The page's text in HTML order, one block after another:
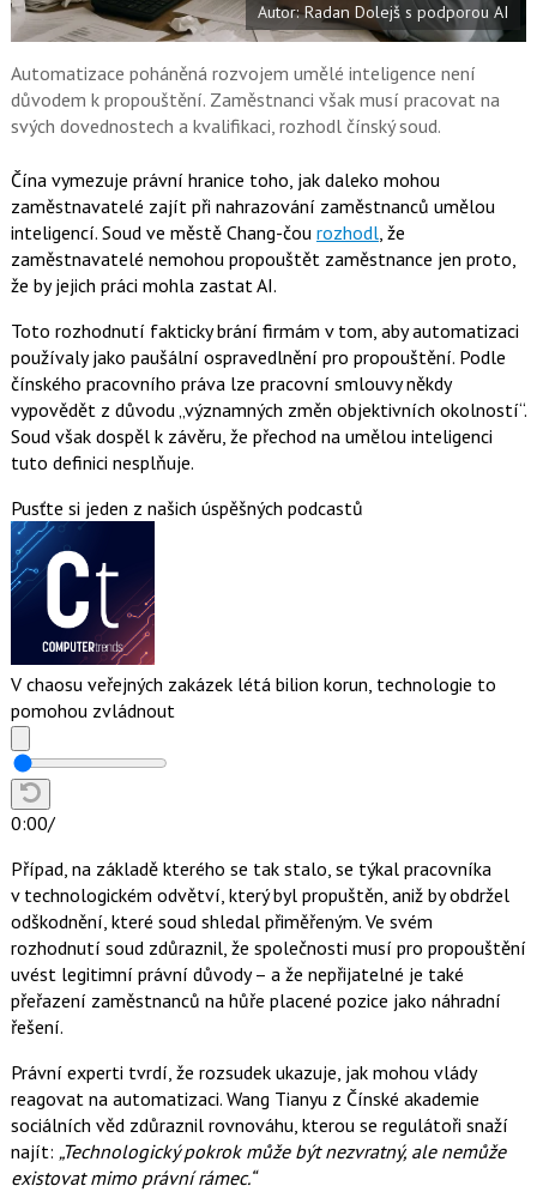
o
o
k
u
Autor: Radan Dolejš s podporou AI
Automatizace poháněná rozvojem umělé inteligence není
důvodem k propouštění. Zaměstnanci však musí pracovat na
svých dovednostech a kvalifikaci, rozhodl čínský soud.
Čína vymezuje právní hranice toho, jak daleko mohou
zaměstnavatelé zajít při nahrazování zaměstnanců umělou
inteligencí. Soud ve městě Chang-čou rozhodl, že
zaměstnavatelé nemohou propouštět zaměstnance jen proto,
že by jejich práci mohla zastat AI.
Toto rozhodnutí fakticky brání firmám v tom, aby automatizaci
používaly jako paušální ospravedlnění pro propouštění. Podle
čínského pracovního práva lze pracovní smlouvy někdy
vypovědět z důvodu „významných změn objektivních okolností“.
Soud však dospěl k závěru, že přechod na umělou inteligenci
tuto definici nesplňuje.
Pusťte si jeden z našich úspěšných podcastů
V chaosu veřejných zakázek létá bilion korun, technologie to
pomohou zvládnout
0:00/
Případ, na základě kterého se tak stalo, se týkal pracovníka
v technologickém odvětví, který byl propuštěn, aniž by obdržel
odškodnění, které soud shledal přiměřeným. Ve svém
rozhodnutí soud zdůraznil, že společnosti musí pro propouštění
uvést legitimní právní důvody – a že nepřijatelné je také
přeřazení zaměstnanců na hůře placené pozice jako náhradní
řešení.
Právní experti tvrdí, že rozsudek ukazuje, jak mohou vlády
reagovat na automatizaci. Wang Tianyu z Čínské akademie
sociálních věd zdůraznil rovnováhu, kterou se regulátoři snaží
najít: „Technologický pokrok může být nezvratný, ale nemůže
existovat mimo právní rámec.“